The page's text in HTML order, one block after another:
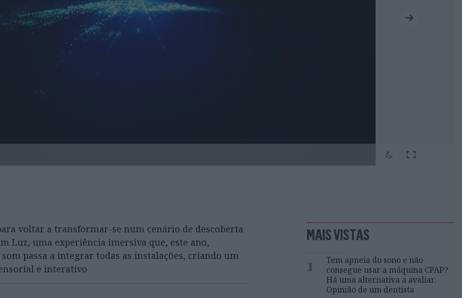
voltar a transformar-se num cenário de descoberta
Luz, uma experiência imersiva que, este ano,
passa a integrar todas as instalações, criando um
e interativo
MAIS VISTAS
1
Tem apneia do sono e não
consegue usar a máquina CPAP?
Há uma alternativa a avaliar.
Opinião de um dentista